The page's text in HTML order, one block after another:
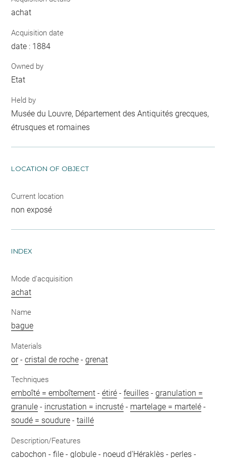
achat
Acquisition date
date : 1884
Owned by
Etat
Held by
Musée du Louvre, Département des Antiquités grecques,
étrusques et romaines
LOCATION OF OBJECT
Current location
non exposé
INDEX
Mode d'acquisition
achat
Name
bague
Materials
or-cristal de roche -grenat
Techniques
emboîté = emboîtement -étiré -feuilles -granulation =
granule - incrustation = incrusté - martelage = martelé -
soudé = soudure -taillé
Description/Features
cabochon -file -globule - noeud d'Héraklès - perles -